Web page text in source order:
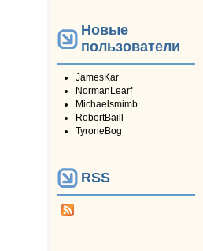
Новые
пользователи
JamesKar
NormanLearf
Michaelsmimb
RobertBaill
TyroneBog
RSS